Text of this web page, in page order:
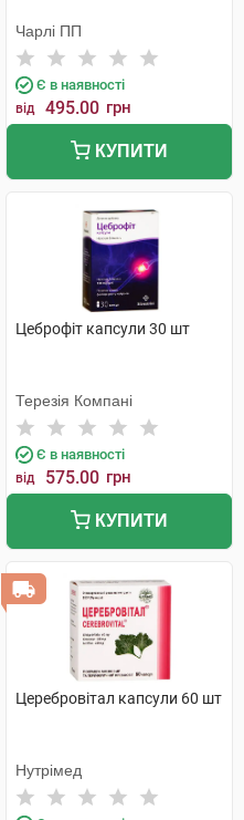
Чарлі ПП
Є в наявності
від 495.00 грн
КУПИТИ
Цеброфіт капсули 30 шт
Терезія Компані
Є в наявності
від 575.00 грн
КУПИТИ
Церебровітал капсули 60 шт
Нутрімед